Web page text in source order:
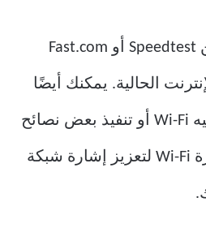
يمكنك أيضًا التحقق من Speedtest أو Fast.com
الحالية. يمكنك أيضًا
إعادة تشغيل جهاز توجيه Wi-Fi أو تنفيذ بعض نصائح
استكشاف أخطاء إشارة Wi-Fi لتعزيز إشارة شبكة